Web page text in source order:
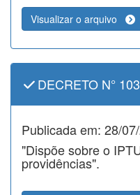
Visualizar o arquivo
DECRETO N°
Publicada em: 28/
"Dispõe sobre o
providências".